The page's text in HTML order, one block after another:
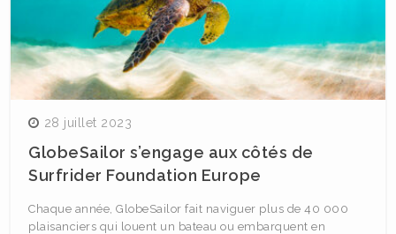
28 juillet 2023
GlobeSailor s’engage aux côtés de
Surfrider Foundation Europe
Chaque année, GlobeSailor fait naviguer plus de 40 000
plaisanciers qui louent un bateau ou embarquent en